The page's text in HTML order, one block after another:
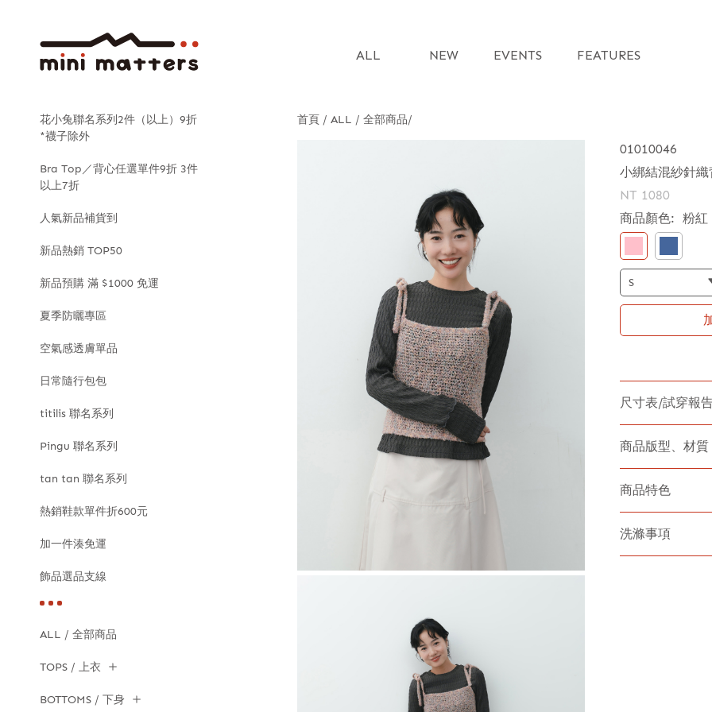
ALL NEW EVENTS FEATURES
花小兔聯名系列2件（以上）9折
*襪子除外
Bra Top／背心任選單件9折 3件
以上7折
人氣新品補貨到
新品熱銷 TOP50
新品預購 滿 $1000 免運
夏季防曬專區
空氣感透膚單品
日常隨行包包
titilis 聯名系列
Pingu 聯名系列
tan tan 聯名系列
熱銷鞋款單件折600元
加一件湊免運
飾品選品支線
ALL / 全部商品
TOPS / 上衣
BOTTOMS / 下身
首頁 ALL / 全部商品
01010046
小綁結混紗針織
NT 1080
商品顏色: 粉紅
尺寸表/試穿報
商品版型、材質
商品特色
洗滌事項